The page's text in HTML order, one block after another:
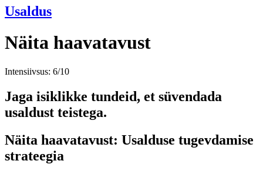
Usaldus
Näita haavatavust
Intensiivsus: 6/10
Jaga isiklikke tundeid, et süvendada
usaldust teistega.
Näita haavatavust: Usalduse tugevdamise
strateegia